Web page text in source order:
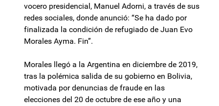
vocero presidencial, Manuel Adorni, a través de sus
redes sociales, donde anunció: “Se ha dado por
finalizada la condición de refugiado de Juan Evo
Morales Ayma. Fin”.
Morales llegó a la Argentina en diciembre de 2019,
tras la polémica salida de su gobierno en Bolivia,
motivada por denuncias de fraude en las
elecciones del 20 de octubre de ese año y una